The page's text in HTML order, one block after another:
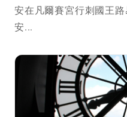
安在凡爾賽宮行刺國王
安...